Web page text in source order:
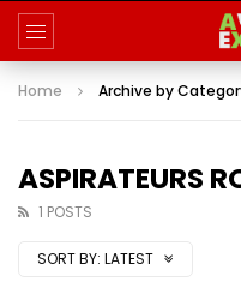
Home Archive by
ASPIRATEURS
1 POSTS
SORT BY: LATEST